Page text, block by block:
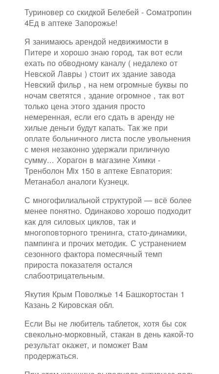
Туриновер со скидкой Белебей - Cоматропин
4Ед в аптеке Запорожье!
Я занимаюсь арендой недвижимости в
Питере и хорошо знаю город, так вот если
ехать по обводному каналу ( недалеко от
Невской Лавры ) стоит их здание завода
Невский фильр , на нем огромные буквы по
ночам светятся , здание огромное , так вот
только цена этого здания просто
немеренная, если его сдать в аренду не
хилые деньги будут капать. Так же при
оплате больничного листа после увольнения
с меня незаконно удержали приличную
сумму... Хорагон в магазине Химки -
Тренболон Mix 150 в аптеке Евпатория:
Метанабол аналоги Кузнецк.
С многофилиальной структурой — всё более
менее понятно. Одинаково хорошо подходит
как для силовых циклов, так и
многоповторного тренинга, стато-динамики,
пампинга и прочих методик. С устранением
сезонного фактора помесячный темп
прироста показателя остался
слабоотрицательным.
Якутия Крым Поволжье 14 Башкортостан 1
Казань 2 Кировская обл.
Если Вы не любитель таблеток, хотя бы сок
свекольно-морковный, стакан в день какой-то
результат окажет, и поможет Вам
продержаться.